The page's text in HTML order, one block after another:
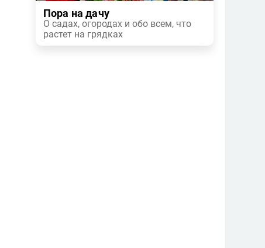
Пора на дачу
О садах, огородах и обо всем, что
растет на грядках